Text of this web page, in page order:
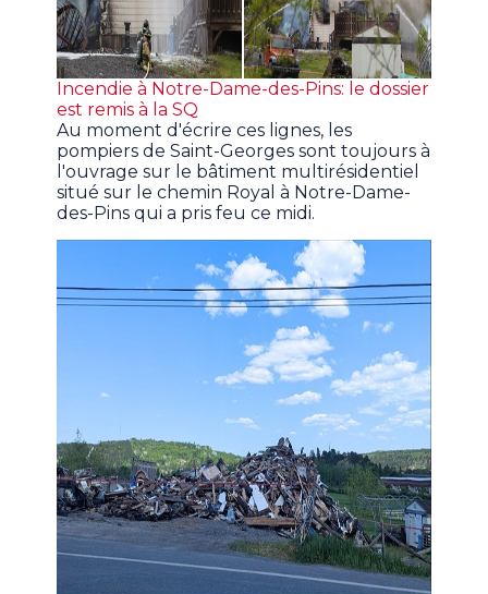
Incendie à Notre-Dame-des-Pins: le dossier
est remis à la SQ
Au moment d'écrire ces lignes, les
pompiers de Saint-Georges sont toujours à
l'ouvrage sur le bâtiment multirésidentiel
situé sur le chemin Royal à Notre-Dame-
des-Pins qui a pris feu ce midi.